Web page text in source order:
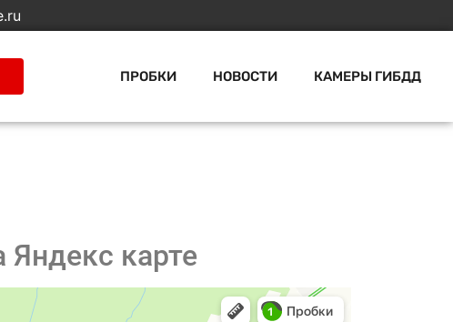
ПРОБКИ НОВОСТИ КАМЕРЫ ГИБДД
Яндекс карте